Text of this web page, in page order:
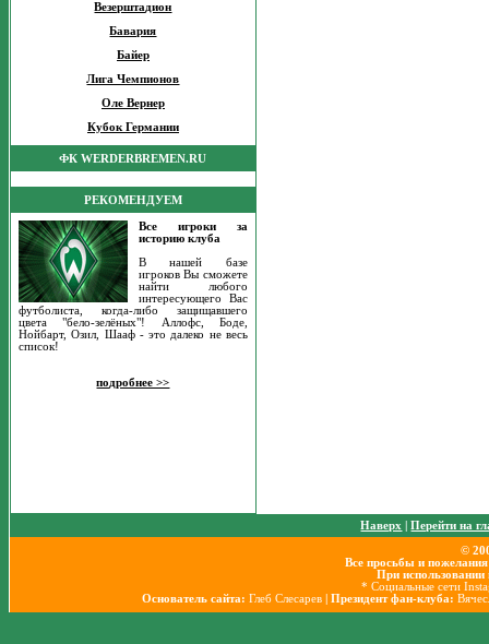
Везерштадион
Бавария
Байер
Лига Чемпионов
Оле Вернер
Кубок Германии
ФК WERDERBREMEN.RU
РЕКОМЕНДУЕМ
Все игроки за
историю клуба
В нашей базе
игроков Вы сможете
найти любого
интересующего Вас
футболиста, когда-либо защищавшего
цвета "бело-зелёных"! Аллофс, Боде,
Нойбарт, Озил, Шааф - это далеко не весь
список!
подробнее >>
Наверх |Перейти на
©
Все просьбы и
При использовании
* Социальные сети
Основатель сайта: Глеб Слесарев | Президент фан-клуба: